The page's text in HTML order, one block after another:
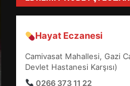
Hayat Eczanesi
Camivasat Mahallesi, Gazi
Devlet Hastanesi Karşısı)
0266 373 11 22
4
5
SÜRE